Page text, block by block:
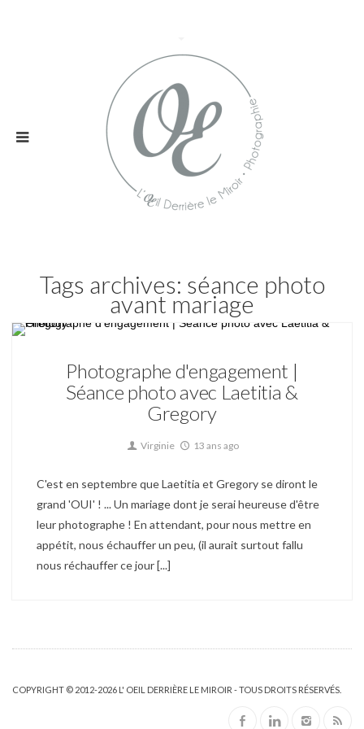
Tags archives: séance photo
avant mariage
Photographe d'engagement |
Séance photo avec Laetitia &
Gregory
Virginie 13 ans ago
C'est en septembre que Laetitia et Gregory se diront le
grand 'OUI' ! ... Un mariage dont je serai heureuse d'être
leur photographe ! En attendant, pour nous mettre en
appétit, nous échauffer un peu, (il aurait surtout fallu
nous réchauffer ce jour [...]
COPYRIGHT © 2012-2026 L' OEIL DERRIÈRE LE MIROIR - TOUS DROITS RÉSERVÉS.